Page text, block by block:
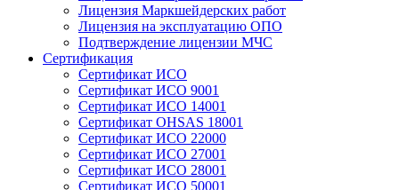
Лицензия Маркшейдерских работ
Лицензия на эксплуатацию ОПО
Подтверждение лицензии МЧС
Сертификация
Сертификат ИСО
Сертификат ИСО 9001
Сертификат ИСО 14001
Сертификат OHSAS 18001
Сертификат ИСО 22000
Сертификат ИСО 27001
Сертификат ИСО 28001
Сертификат ИСО 50001